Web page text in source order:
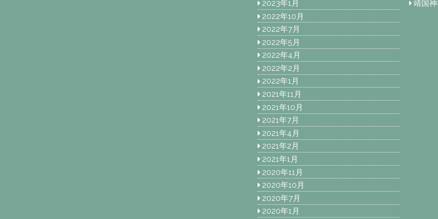
2023年1月
2022年10月
2022年7月
2022年5月
2022年4月
2022年2月
2022年1月
2021年11月
2021年10月
2021年7月
2021年4月
2021年2月
2021年1月
2020年11月
2020年10月
2020年7月
2020年1月
靖国